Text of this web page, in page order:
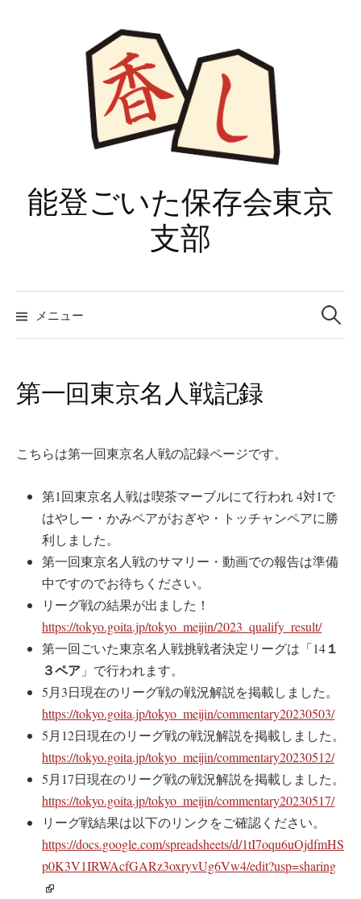
能登ごいた保存会東京
支部
メニュー
検
索:
第一回東京名人戦記録
こちらは第一回東京名人戦の記録ページです。
第1回東京名人戦は喫茶マーブルにて行われ 4対1で
はやしー・かみペアがおぎや・トッチャンペアに勝
利しました。
第一回東京名人戦のサマリー・動画での報告は準備
中ですのでお待ちください。
リーグ戦の結果が出ました！
https://tokyo.goita.jp/tokyo_meijin/2023_qualify_result/
第一回ごいた東京名人戦挑戦者決定リーグは「14１
３ペア 」で行われます。
5月3日現在のリーグ戦の戦況解説を掲載しました。
https://tokyo.goita.jp/tokyo_meijin/commentary20230503/
5月12日現在のリーグ戦の戦況解説を掲載しました。
https://tokyo.goita.jp/tokyo_meijin/commentary20230512/
5月17日現在のリーグ戦の戦況解説を掲載しました。
https://tokyo.goita.jp/tokyo_meijin/commentary20230517/
リーグ戦結果は以下のリンクをご確認ください。
https://docs.google.com/spreadsheets/d/1tI7oqu6uOjdfmHS
p0K3V1IRWAcfGARz3oxryvUg6Vw4/edit?usp=sharing